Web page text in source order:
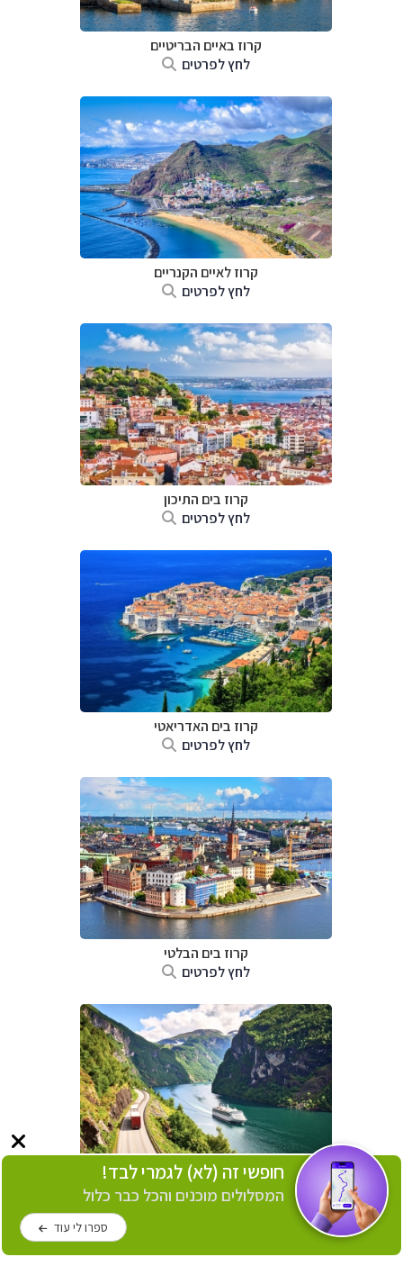
קרוז באיים הבריטיים
לחץ לפרטים
קרוז לאיים הקנריים
לחץ לפרטים
קרוז בים התיכון
לחץ לפרטים
קרוז בים האדריאטי
לחץ לפרטים
קרוז בים הבלטי
לחץ לפרטים
קרוז בפיורדים הנורווגיים
לחץ לפרטים
חופשי זה (לא) לגמרי לבד!
המסלולים מוכנים והכל כבר כלול
ספרו לי עוד